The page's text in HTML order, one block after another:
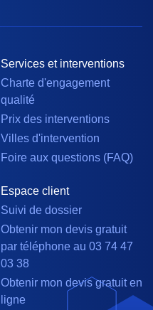
Services et interventions
Charte d'engagement
qualité
Prix des interventions
Villes d'intervention
Foire aux questions (FAQ)
Espace client
Suivi de dossier
Obtenir mon devis gratuit
par téléphone au 03 74 47
03 38
Obtenir mon devis gratuit en
ligne